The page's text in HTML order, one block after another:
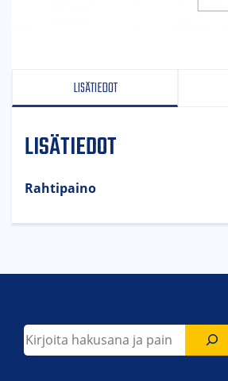
LISÄTIEDOT
LISÄTIEDOT
Rahtipaino
Etsi